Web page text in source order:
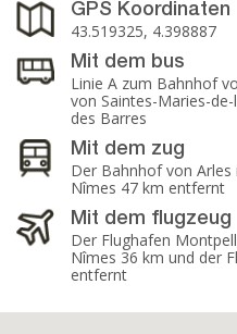
GPS Koordinaten
43.519325, 4.398887
Mit dem bus
Linie A zum Bahnhof
von Saintes-Maries-
des Barres
Mit dem zug
Der Bahnhof von
Nîmes 47 km entfernt
Mit dem flugzeug
Der Flughafen
Nîmes 36 km und der
entfernt